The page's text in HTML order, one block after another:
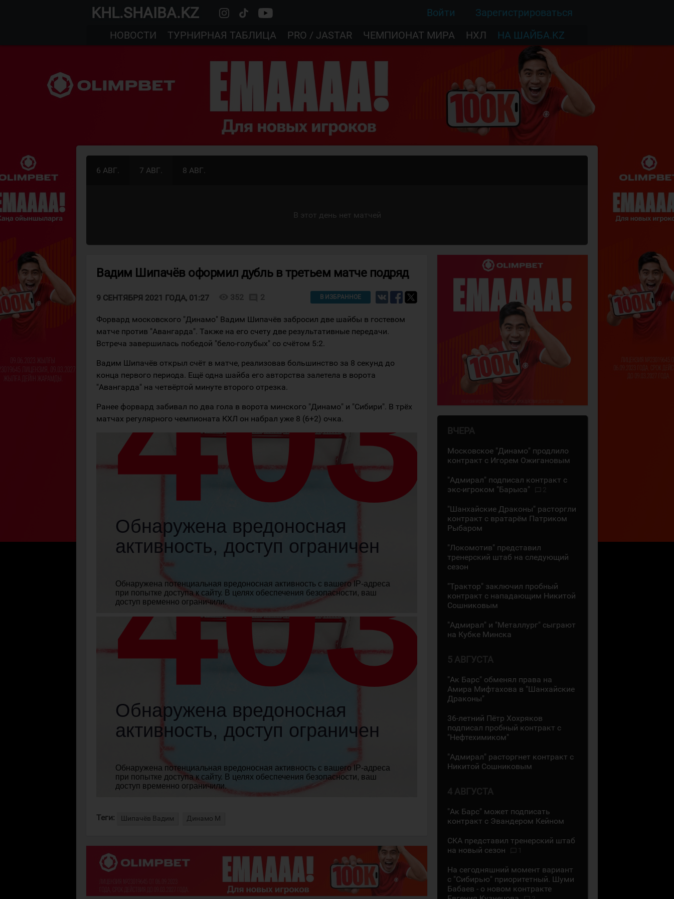
KHL.SHAIBA.KZ Войти
Зарегистрироваться
НОВОСТИ
ТУРНИРНАЯ ТАБЛИЦА PRO / JASTAR ЧЕМПИОНАТ МИРА НХЛ НА ШАЙБА.KZ
6 АВГ. 7 АВГ. 8 АВГ.
В этот день нет матчей
Вадим Шипачёв оформил дубль в третьем матче подряд
9 СЕНТЯБРЯ 2021 ГОДА, 01:27 352 2 В ИЗБРАННОЕ
Форвард московского "Динамо" Вадим Шипачёв забросил две шайбы в гостевом
матче против "Авангарда". Также на его счету две результативные передачи.
Встреча завершилась победой "бело-голубых" со счётом 5:2.
Вадим Шипачёв открыл счёт в матче, реализовав большинство за 8 секунд до
конца первого периода. Ещё одна шайба его авторства залетела в ворота
"Авангарда" на четвёртой минуте второго отрезка.
Ранее форвард забивал по два гола в ворота минского "Динамо" и "Сибири". В трёх
матчах регулярного чемпионата КХЛ он набрал уже 8 (6+2) очка.
Теги: Шипачёв Вадим Динамо М
ВЧЕРА
Московское "Динамо" продлило
контракт с Игорем Ожигановым
"Адмирал" подписал контракт с
экс-игроком "Барыса"
"Шанхайские Драконы" расторгли
контракт с вратарём Патриком
Рыбаром
"Локомотив" представил
тренерский штаб на следующий
сезон
"Трактор" заключил пробный
контракт с нападающим Никитой
Сошниковым
"Адмирал" и "Металлург" сыграют
на Кубке Минска
5 АВГУСТА
"Ак Барс" обменял права на
Амира Мифтахова в "Шанхайские
Драконы"
36-летний Пётр Хохряков
подписал пробный контракт с
"Нефтехимиком"
"Адмирал" расторгнет контракт с
Никитой Сошниковым
4 АВГУСТА
"Ак Барс" может подписать
контракт с Эвандером Кейном
СКА представил тренерский штаб
на новый сезон
На сегодняшний момент вариант
с "Сибирью" приоритетный. Шуми
Бабаев - о новом контракте